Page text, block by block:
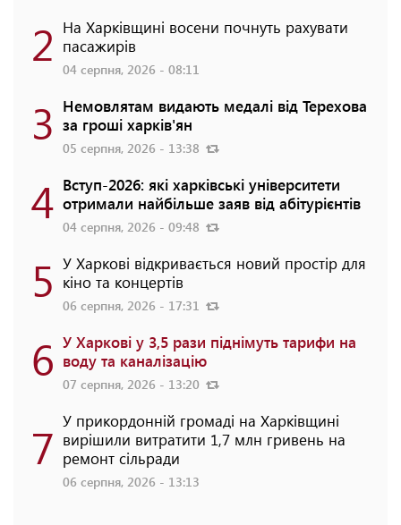
2 На Харківщині восени почнуть рахувати
пасажирів
04 серпня, 2026 - 08:11
3 Немовлятам видають медалі від Терехова
за гроші харків'ян
05 серпня, 2026 - 13:38
4 Вступ-2026: які харківські університети
отримали найбільше заяв від абітурієнтів
04 серпня, 2026 - 09:48
5 У Харкові відкривається новий простір для
кіно та концертів
06 серпня, 2026 - 17:31
6 У Харкові у 3,5 рази піднімуть тарифи на
воду та каналізацію
07 серпня, 2026 - 13:20
7 У прикордонній громаді на Харківщині
вирішили витратити 1,7 млн гривень на
ремонт сільради
06 серпня, 2026 - 13:13